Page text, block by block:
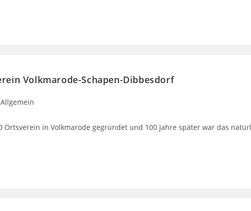
Volkmarode-Schapen-Dibbesdorf
Allgemein
Ortsverein in Volkmarode gegründet und 100 Jahre später war das